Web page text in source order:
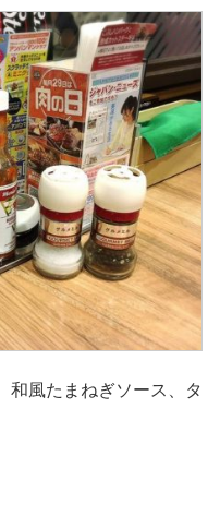
和風たまねぎソース、タ